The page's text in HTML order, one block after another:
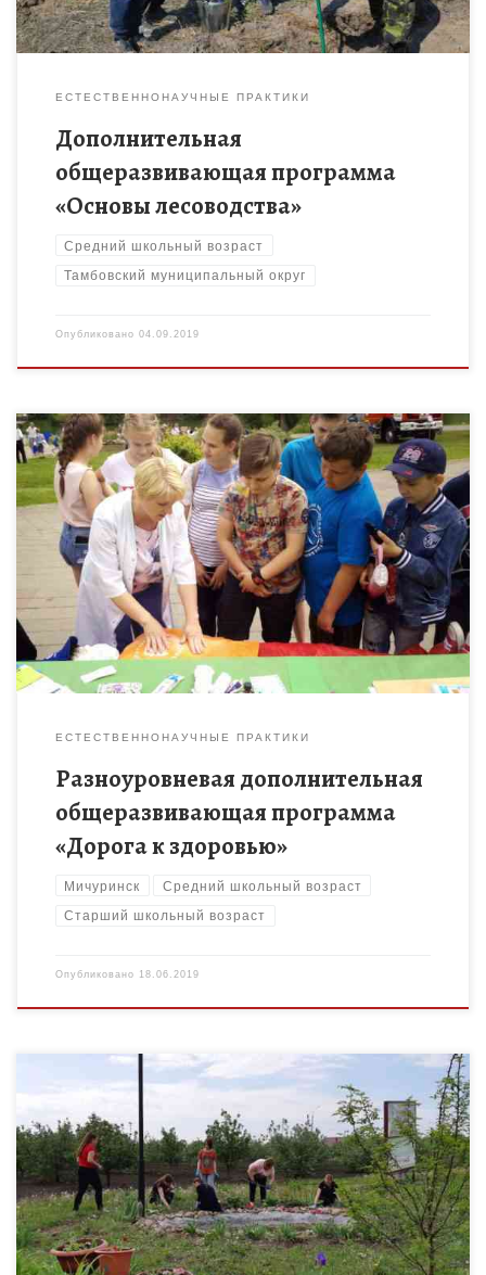
ЕСТЕСТВЕННОНАУЧНЫЕ ПРАКТИКИ
Дополнительная
общеразвивающая программа
«Основы лесоводства»
Средний школьный возраст
Тамбовский муниципальный округ
Опубликовано 04.09.2019
Формирование у обучающихся знаний о применении
лекарственных растений, потребности в здоровом образе
жизни
ЕСТЕСТВЕННОНАУЧНЫЕ ПРАКТИКИ
Разноуровневая дополнительная
общеразвивающая программа
«Дорога к здоровью»
Мичуринск Средний школьный возраст
Старший школьный возраст
Опубликовано 18.06.2019
Знакомство детей среднего школьного возраста со
спецификой ландшафтного дизайна